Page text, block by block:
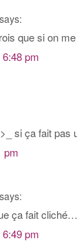
says:
que si on me
pm
si ça fait pas
pm
says:
ça fait
pm